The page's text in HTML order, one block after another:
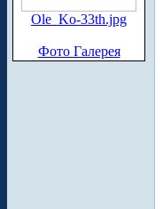
Ole_Ko-33th.jpg
Фото Галерея